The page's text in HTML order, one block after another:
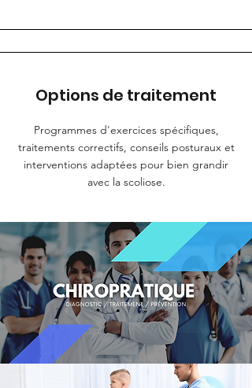
Options de traitement
Programmes d'exercices spécifiques,
traitements correctifs, conseils posturaux et
interventions adaptées pour bien grandir
avec la scoliose.